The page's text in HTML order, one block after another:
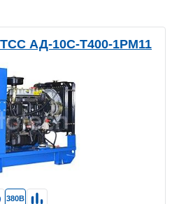
ТСС АД-10С-Т400-1РМ11
380В